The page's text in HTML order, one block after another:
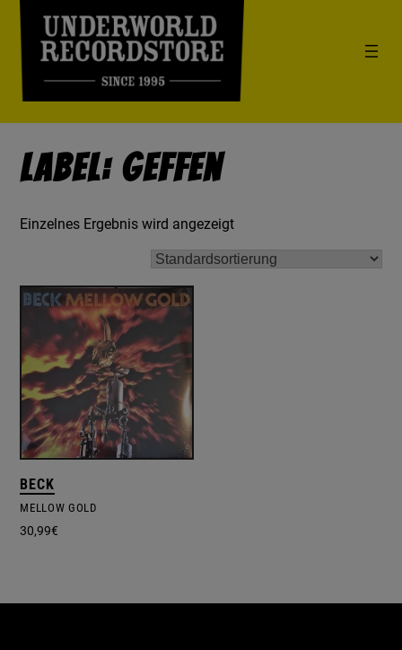
Label: Geffen
Einzelnes Ergebnis wird angezeigt
BECK
MELLOW GOLD
30,99€